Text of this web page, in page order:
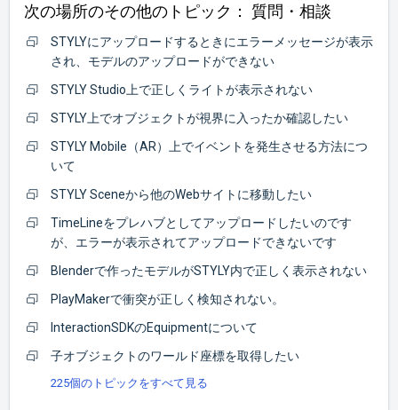
次の場所のその他のトピック： 質問・相談
STYLYにアップロードするときにエラーメッセージが表示
され、モデルのアップロードができない
STYLY Studio上で正しくライトが表示されない
STYLY上でオブジェクトが視界に入ったか確認したい
STYLY Mobile（AR）上でイベントを発生させる方法につ
いて
STYLY Sceneから他のWebサイトに移動したい
TimeLineをプレハブとしてアップロードしたいのです
が、エラーが表示されてアップロードできないです
Blenderで作ったモデルがSTYLY内で正しく表示されない
PlayMakerで衝突が正しく検知されない。
InteractionSDKのEquipmentについて
子オブジェクトのワールド座標を取得したい
225個のトピックをすべて見る